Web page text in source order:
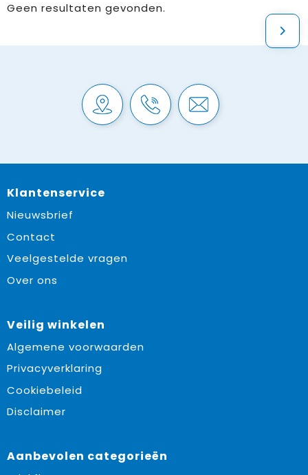
Geen resultaten gevonden.
Klantenservice
Nieuwsbrief
Contact
Veelgestelde vragen
Over ons
Veilig winkelen
Algemene voorwaarden
Privacyverklaring
Cookiebeleid
Disclaimer
Aanbevolen categorieën